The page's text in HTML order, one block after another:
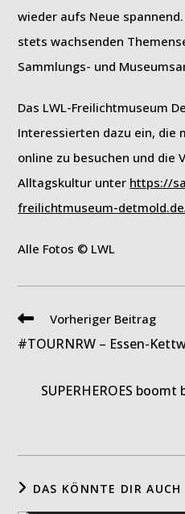
wieder aufs Neue
stets wachsenden
Sammlungs- und
Das LWL-Freilichtmuseum
Interessierten dazu ein, die
online zu besuchen und die
Alltagskultur unter https://
freilichtmuseum-
Alle Fotos © LWL
Weitere
ansehen
Vorheriger Beitrag
#TOURNRW – Essen-
SUPERHEROES
DAS KÖNNTE DIR AUCH